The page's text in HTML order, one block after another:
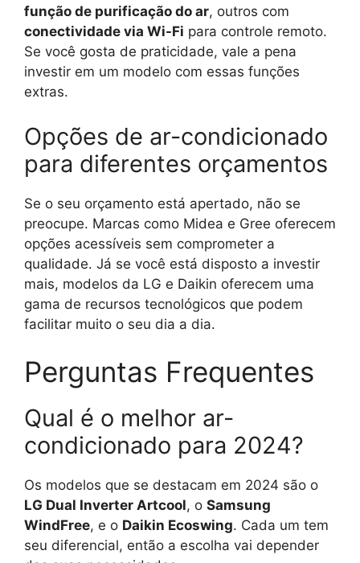
função de purificação do ar, outros com
conectividade via Wi-Fi para controle remoto.
Se você gosta de praticidade, vale a pena
investir em um modelo com essas funções
extras.
Opções de ar-condicionado
para diferentes orçamentos
Se o seu orçamento está apertado, não se
preocupe. Marcas como Midea e Gree oferecem
opções acessíveis sem comprometer a
qualidade. Já se você está disposto a investir
mais, modelos da LG e Daikin oferecem uma
gama de recursos tecnológicos que podem
facilitar muito o seu dia a dia.
Perguntas Frequentes
Qual é o melhor ar-
condicionado para 2024?
Os modelos que se destacam em 2024 são o
LG Dual Inverter Artcool, o Samsung
WindFree, e o Daikin Ecoswing. Cada um tem
seu diferencial, então a escolha vai depender